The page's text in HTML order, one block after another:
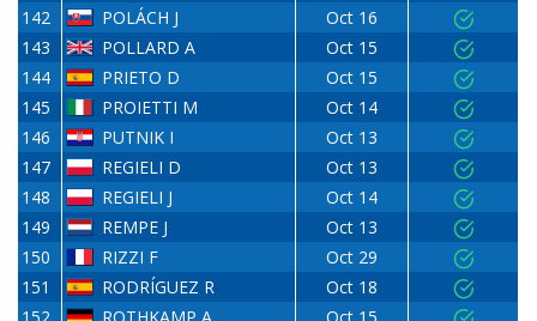
142
POLÁCH J
Oct 16
143
POLLARD A
Oct 15
144
PRIETO D
Oct 15
145
PROIETTI M
Oct 14
146
PUTNIK I
Oct 13
147
REGIELI D
Oct 13
148
REGIELI J
Oct 14
149
REMPE J
Oct 13
150
RIZZI F
Oct 29
151
RODRÍGUEZ R
Oct 18